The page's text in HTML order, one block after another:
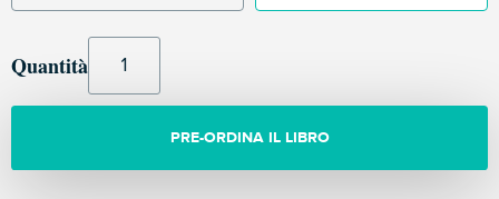
Quantità
PRE-ORDINA IL LIBRO